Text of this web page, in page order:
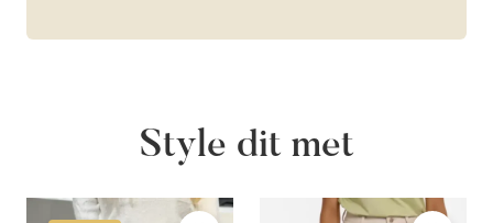
Style dit met